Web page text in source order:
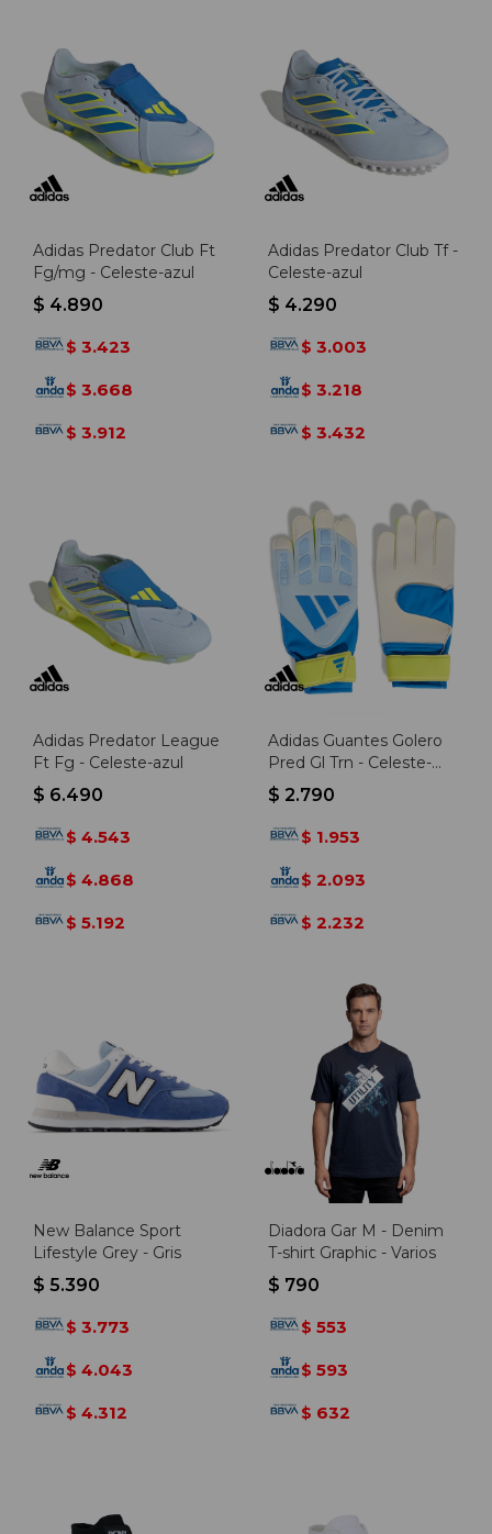
Adidas Predator Club Ft
Fg/mg - Celeste-azul
$ 4.890
$ 3.423
$ 3.668
$ 3.912
Adidas Predator Club Tf -
Celeste-azul
$ 4.290
$ 3.003
$ 3.218
$ 3.432
Adidas Predator League
Ft Fg - Celeste-azul
$ 6.490
$ 4.543
$ 4.868
$ 5.192
Adidas Guantes Golero
Pred Gl Trn - Celeste-
azul
$ 2.790
$ 1.953
$ 2.093
$ 2.232
New Balance Sport
Lifestyle Grey - Gris
$ 5.390
$ 3.773
$ 4.043
$ 4.312
Diadora Gar M - Denim
T-shirt Graphic - Varios
$ 790
$ 553
$ 593
$ 632